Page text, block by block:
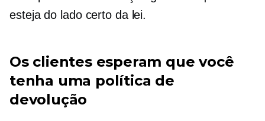
esteja do lado certo da lei.
Os clientes esperam que você
tenha uma política de
devolução